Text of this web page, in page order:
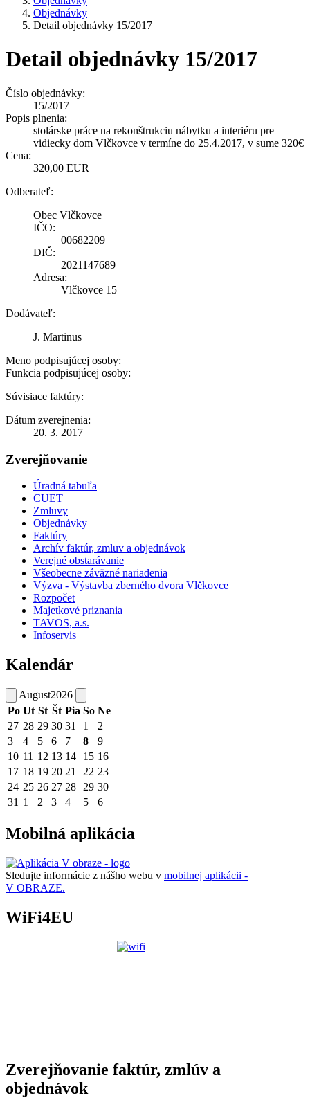
Objednávky
Detail objednávky 15/2017
Detail objednávky 15/2017
Číslo objednávky:
15/2017
Popis plnenia:
stolárske práce na rekonštrukciu nábytku a interiéru pre
vidiecky dom Vlčkovce v termíne do 25.4.2017, v sume 320€
Cena:
320,00 EUR
Odberateľ:
Obec Vlčkovce
IČO:
00682209
DIČ:
2021147689
Adresa:
Vlčkovce 15
Dodávateľ:
J. Martinus
Meno podpisujúcej osoby:
Funkcia podpisujúcej osoby:
Súvisiace faktúry:
Dátum zverejnenia:
20. 3. 2017
Zverejňovanie
Úradná tabuľa
CUET
Zmluvy
Objednávky
Faktúry
Archív faktúr, zmluv a objednávok
Verejné obstarávanie
Všeobecne záväzné nariadenia
Výzva - Výstavba zberného dvora Vlčkovce
Rozpočet
Majetkové priznania
TAVOS, a.s.
Infoservis
Kalendár
August2026
Po Ut St Št Pia So Ne
27 28 29 30 31 1
2
3
4 5 6 7 8
9
10 11 12 13 14 15 16
17 18 19 20 21 22 23
24 25 26 27 28 29 30
31 1 2 3 4 5 6
Mobilná aplikácia
Sledujte informácie z nášho webu v mobilnej aplikácii -
V OBRAZE.
WiFi4EU
Zverejňovanie faktúr, zmlúv a
objednávok